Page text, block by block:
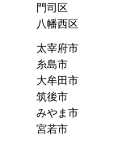
門司区
八幡西区
太宰府市
糸島市
大牟田市
筑後市
みやま市
宮若市